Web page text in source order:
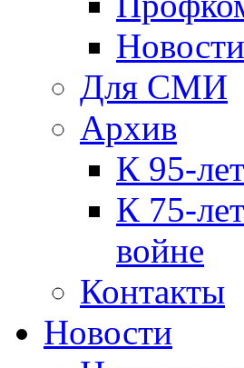
Для СМИ
Архив
К 95-
К 75-
войне
Контакты
Новости